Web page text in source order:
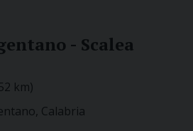
- Scalea
km)
Calabria